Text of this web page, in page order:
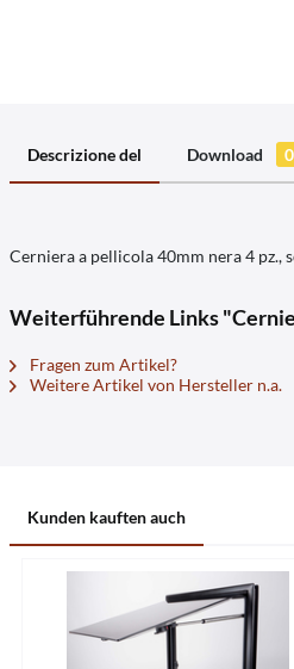
Descrizione del Download 0
Cerniera a pellicola 40mm nera 4 pz.,
Weiterführende Links
Fragen zum Artikel?
Weitere Artikel von Hersteller n.a.
Kunden kauften auch